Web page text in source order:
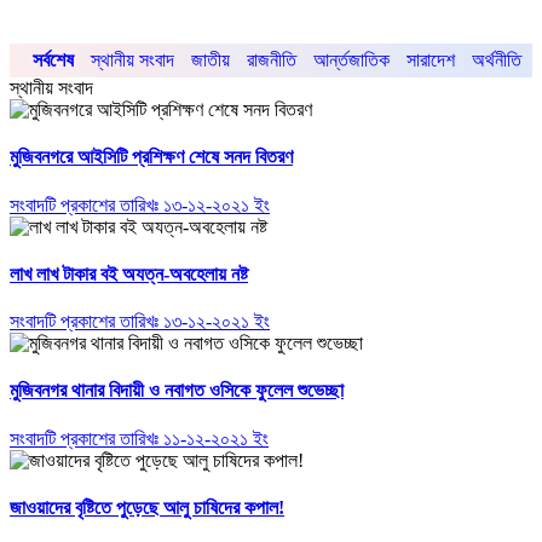
সর্বশেষ স্থানীয় সংবাদ জাতীয় রাজনীতি আর্ন্তজাতিক সারাদেশ অর্থনীতি
স্থানীয় সংবাদ
মুজিবনগরে আইসিটি প্রশিক্ষণ শেষে সনদ বিতরণ
সংবাদটি প্রকাশের তারিখঃ ১৩-১২-২০২১ ইং
লাখ লাখ টাকার বই অযত্ন-অবহেলায় নষ্ট
সংবাদটি প্রকাশের তারিখঃ ১৩-১২-২০২১ ইং
মুজিবনগর থানার বিদায়ী ও নবাগত ওসিকে ফুলেল শুভেচ্ছা
সংবাদটি প্রকাশের তারিখঃ ১১-১২-২০২১ ইং
জাওয়াদের বৃষ্টিতে পুড়েছে আলু চাষিদের কপাল!